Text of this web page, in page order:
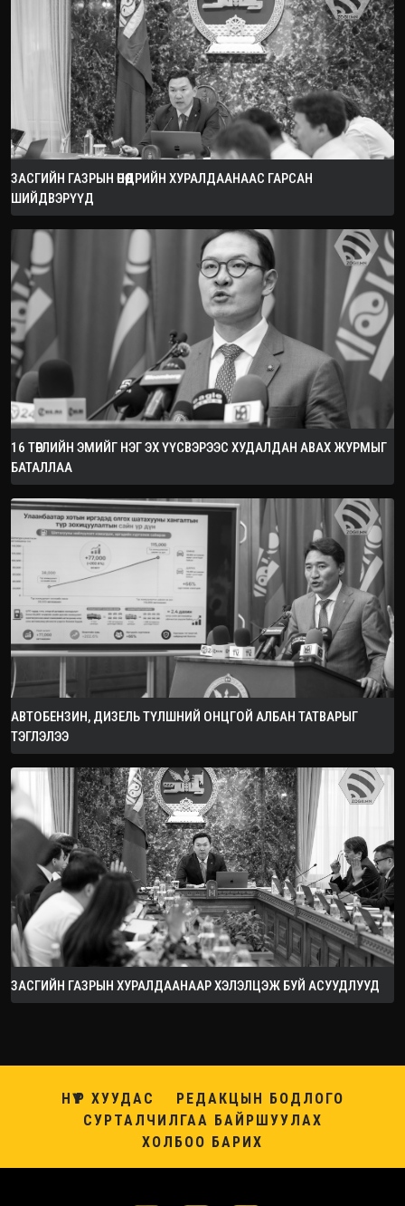
ЗАСГИЙН ГАЗРЫН ӨНӨӨДРИЙН ХУРАЛДААНААС ГАРСАН
ШИЙДВЭРҮҮД
16 ТӨРЛИЙН ЭМИЙГ НЭГ ЭХ ҮҮСВЭРЭЭС ХУДАЛДАН АВАХ ЖУРМЫГ
БАТАЛЛАА
АВТОБЕНЗИН, ДИЗЕЛЬ ТҮЛШНИЙ ОНЦГОЙ АЛБАН ТАТВАРЫГ
ТЭГЛЭЛЭЭ
ЗАСГИЙН ГАЗРЫН ХУРАЛДААНААР ХЭЛЭЛЦЭЖ БУЙ АСУУДЛУУД
НҮҮР ХУУДАС
РЕДАКЦЫН БОДЛОГО
СУРТАЛЧИЛГАА БАЙРШУУЛАХ
ХОЛБОО БАРИХ